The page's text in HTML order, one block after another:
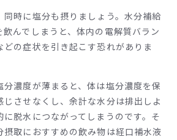
時に塩分も摂りましょう。水分補給
んでしまうと、体内の電解質バラン
の症状を引き起こす恐れがありま
濃度が薄まると、体は塩分濃度を保
させなくし、余計な水分は排出しよ
に脱水につながってしまうのです。そ
摂取におすすめの飲み物は経口補水液